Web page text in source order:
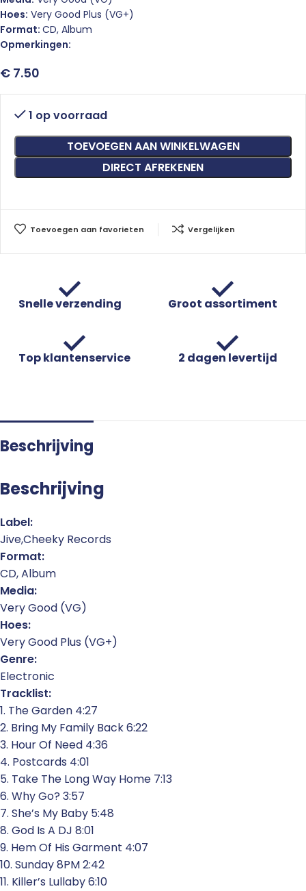
Hoes: Very Good Plus (VG+)
Format: CD, Album
Opmerkingen:
€ 7.50
1 op voorraad
TOEVOEGEN AAN WINKELWAGEN
DIRECT AFREKENEN
Toevoegen aan favorieten Vergelijken
Snelle verzending Groot assortiment
Top klantenservice 2 dagen levertijd
Beschrijving
Beschrijving
Label:
Jive,Cheeky Records
Format:
CD, Album
Media:
Very Good (VG)
Hoes:
Very Good Plus (VG+)
Genre:
Electronic
Tracklist:
1. The Garden 4:27
2. Bring My Family Back 6:22
3. Hour Of Need 4:36
4. Postcards 4:01
5. Take The Long Way Home 7:13
6. Why Go? 3:57
7. She’s My Baby 5:48
8. God Is A DJ 8:01
9. Hem Of His Garment 4:07
10. Sunday 8PM 2:42
11. Killer’s Lullaby 6:10